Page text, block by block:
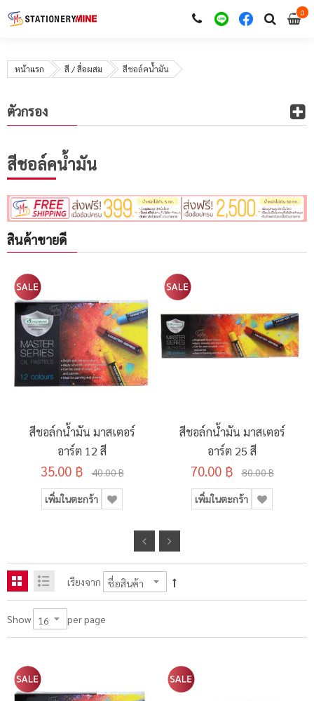
00
หน้าแรก สี / สื่อผสม สีชอล์คน้ำมัน
สีชอล์คน้ำมัน
สินค้าขายดี
สีชอล์กน้ำมัน มาสเตอร์
อาร์ต 12 สี
35.00 ฿ 40.00 ฿
เพิ่มในตะกร้า
สีชอล์กน้ำมัน มาสเตอร์
อาร์ต 25 สี
70.00 ฿ 80.00 ฿
เพิ่มในตะกร้า
เรียงจาก
Show per page
ตัวกรอง